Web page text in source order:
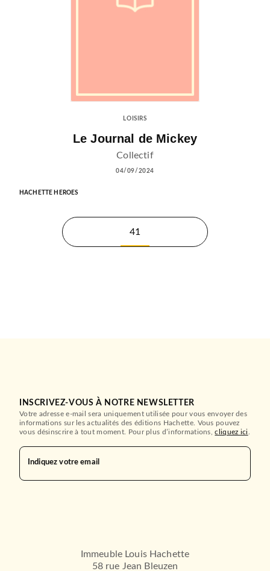
LOISIRS
Le Journal de Mickey
Collectif
04/09/2024
HACHETTE HEROES
41
INSCRIVEZ-VOUS À NOTRE NEWSLETTER
Votre adresse e-mail sera uniquement utilisée pour vous envoyer des
informations sur les actualités des éditions Hachette. Vous pouvez
vous désinscrire à tout moment. Pour plus d’informations,cliquez ici
Indiquez votre email
Immeuble Louis Hachette
58 rue Jean Bleuzen